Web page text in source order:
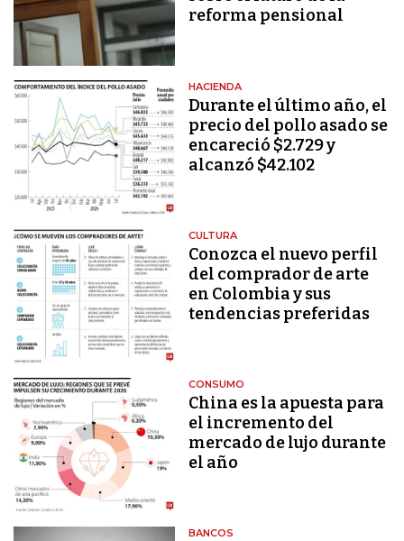
reforma pensional
HACIENDA
Durante el último año, el
precio del pollo asado se
encareció $2.729 y
alcanzó $42.102
CULTURA
Conozca el nuevo perfil
del comprador de arte
en Colombia y sus
tendencias preferidas
CONSUMO
China es la apuesta para
el incremento del
mercado de lujo durante
el año
BANCOS